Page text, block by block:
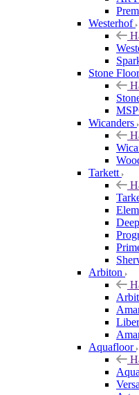
Westerhof
Stone Floor
Wicanders
Tarkett
Arbiton
Aquafloor